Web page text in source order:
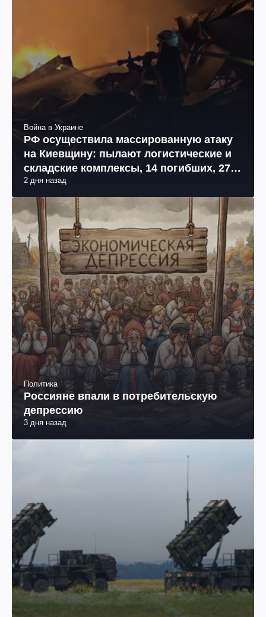
Война в Украине
РФ осуществила массированную атаку
на Киевщину: пылают логистические и
складские комплексы, 14 погибших, 27
Политика
Россияне впали в потребительскую
депрессию